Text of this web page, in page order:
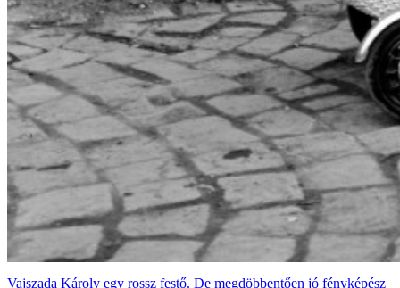
Vajszada Károly egy rossz festő. De megdöbbentően jó fényképész